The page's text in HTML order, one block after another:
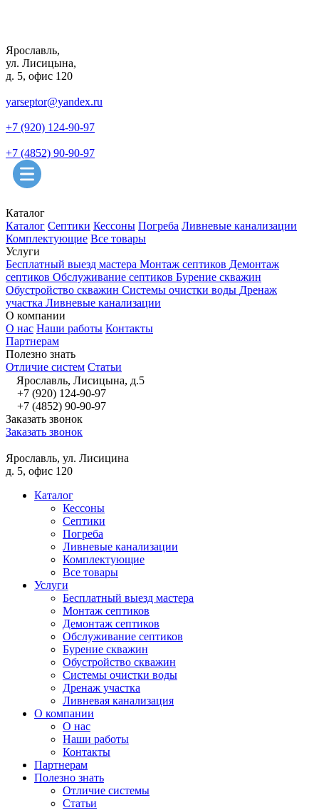
Ярославль,
ул. Лисицына,
д. 5, офис 120
yarseptor@yandex.ru
+7 (920) 124-90-97
+7 (4852) 90-90-97
Каталог
Каталог Септики Кессоны Погреба Ливневые канализации
Комплектующие Все товары
Услуги
Бесплатный выезд мастера Монтаж септиков Демонтаж
септиков Обслуживание септиков Бурение скважин
Обустройство скважин Системы очистки воды Дренаж
участка Ливневые канализации
О компании
О нас Наши работы Контакты
Партнерам
Полезно знать
Отличие систем Статьи
Ярославль, Лисицына, д.5
+7 (920) 124-90-97
+7 (4852) 90-90-97
Заказать звонок
Заказать звонок
Ярославль, ул. Лисицина
д. 5, офис 120
Каталог
Кессоны
Септики
Погреба
Ливневые канализации
Комплектующие
Все товары
Услуги
Бесплатный выезд мастера
Монтаж септиков
Демонтаж септиков
Обслуживание септиков
Бурение скважин
Обустройство скважин
Системы очистки воды
Дренаж участка
Ливневая канализация
О компании
О нас
Наши работы
Контакты
Партнерам
Полезно знать
Отличие системы
Статьи